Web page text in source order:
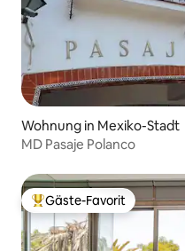
Wohnung in Mexiko-Stadt
MD Pasaje Polanco
Beliebter Gäste-Favorit.
Gäste-Favorit